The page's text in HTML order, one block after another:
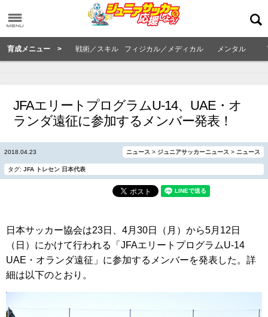
育成メニュー > 戦術／スキル フィジカル／メディカル メンタル
JFAエリートプログラムU-14、UAE・オ
ランダ遠征に参加するメンバー発表！
2018.04.23 ニュース > ジュニアサッカーニュース > ニュース
タグ: JFA トレセン 日本代表
日本サッカー協会は23日、4月30日（月）から5月12日
（日）にかけて行われる「JFAエリートプログラムU-14
UAE・オランダ遠征」に参加するメンバーを発表した。詳
細は以下のとおり。